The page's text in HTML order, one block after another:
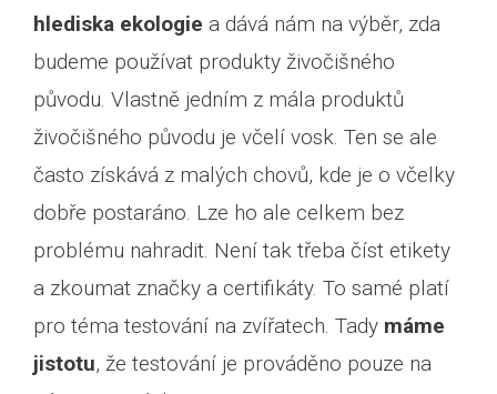
hlediska ekologie a dává nám na výběr, zda
budeme používat produkty živočišného
původu. Vlastně jedním z mála produktů
živočišného původu je včelí vosk. Ten se ale
často získává z malých chovů, kde je o včelky
dobře postaráno. Lze ho ale celkem bez
problému nahradit. Není tak třeba číst etikety
a zkoumat značky a certifikáty. To samé platí
pro téma testování na zvířatech. Tady máme
jistotu, že testování je prováděno pouze na